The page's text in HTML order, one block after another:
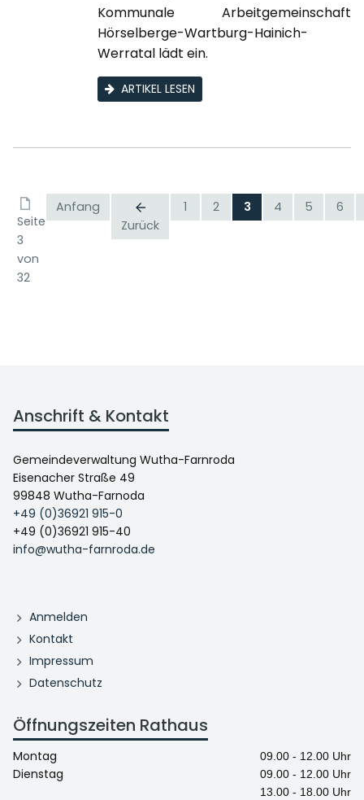
Kommunale Arbeitgemeinschaft
Hörselberge-Wartburg-Hainich-
Werratal lädt ein.
ARTIKEL LESEN
Seite
3
von
32
Anfang
Zurück
1 2 3 4 5 6
Anschrift & Kontakt
Gemeindeverwaltung Wutha-Farnroda
Eisenacher Straße 49
99848 Wutha-Farnoda
+49 (0)36921 915-0
+49 (0)36921 915-40
info@wutha-farnroda.de
Anmelden
Kontakt
Impressum
Datenschutz
Öffnungszeiten Rathaus
Montag 09.00 - 12.00 Uhr
Dienstag
09.00 - 12.00 Uhr
13.00 - 18.00 Uhr